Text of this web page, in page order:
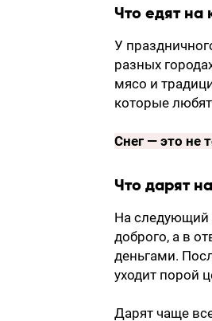
Что едят на
У
разных
мясо и
которые
Снег — это не
Что дарят
На следующий
доброго, а в
деньгами.
уходит порой
Дарят чаще